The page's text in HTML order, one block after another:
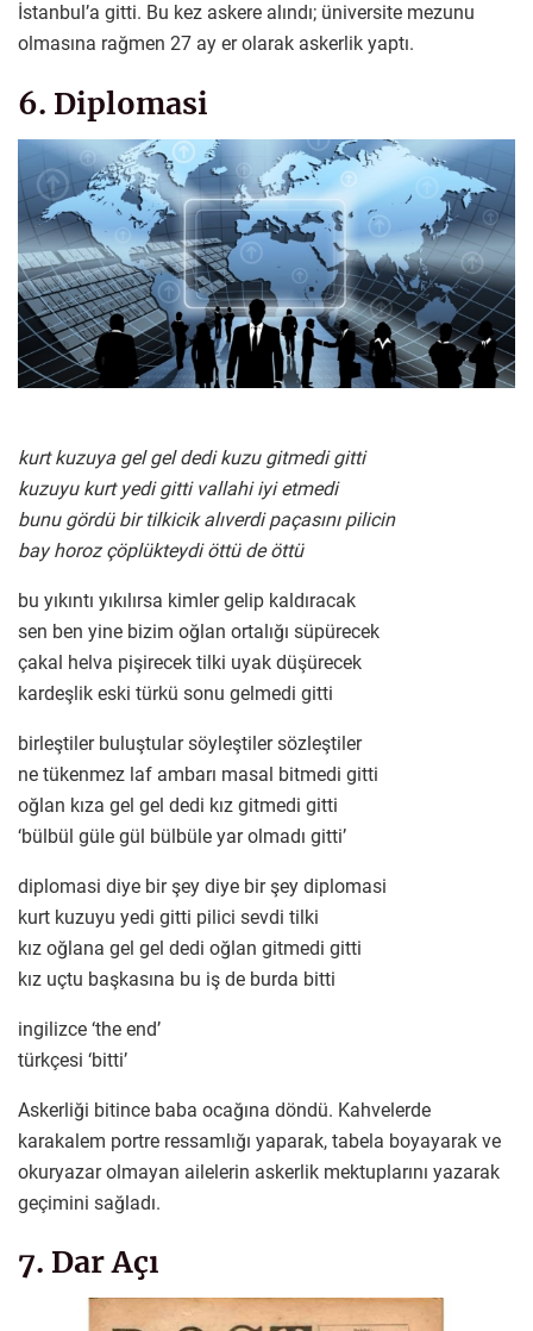
İstanbul’a gitti. Bu kez askere alındı; üniversite mezunu
olmasına rağmen 27 ay er olarak askerlik yaptı.
6. Diplomasi
kurt kuzuya gel gel dedi kuzu gitmedi gitti
kuzuyu kurt yedi gitti vallahi iyi etmedi
bunu gördü bir tilkicik alıverdi paçasını pilicin
bay horoz çöplükteydi öttü de öttü
bu yıkıntı yıkılırsa kimler gelip kaldıracak
sen ben yine bizim oğlan ortalığı süpürecek
çakal helva pişirecek tilki uyak düşürecek
kardeşlik eski türkü sonu gelmedi gitti
birleştiler buluştular söyleştiler sözleştiler
ne tükenmez laf ambarı masal bitmedi gitti
oğlan kıza gel gel dedi kız gitmedi gitti
‘bülbül güle gül bülbüle yar olmadı gitti’
diplomasi diye bir şey diye bir şey diplomasi
kurt kuzuyu yedi gitti pilici sevdi tilki
kız oğlana gel gel dedi oğlan gitmedi gitti
kız uçtu başkasına bu iş de burda bitti
ingilizce ‘the end’
türkçesi ‘bitti’
Askerliği bitince baba ocağına döndü. Kahvelerde
karakalem portre ressamlığı yaparak, tabela boyayarak ve
okuryazar olmayan ailelerin askerlik mektuplarını yazarak
geçimini sağladı.
7. Dar Açı